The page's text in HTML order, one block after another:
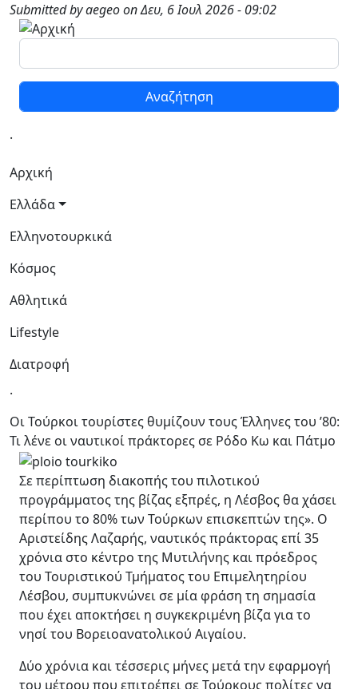
Παράκαμψη προς το κυρίως περιεχόμενο
Submitted byaegeoonΔευ, 6 Ιουλ 2026 - 09:02
Αναζήτηση
.
Κεντρική πλοήγηση
Αρχική
Ελλάδα
Ελληνοτουρκικά
Κόσμος
Αθλητικά
Lifestyle
Διατροφή
.
Οι Τούρκοι τουρίστες θυμίζουν τους Έλληνες του ’80:
Τι λένε οι ναυτικοί πράκτορες σε Ρόδο Κω και Πάτμο
Σε περίπτωση διακοπής του πιλοτικού
προγράμματος της βίζας εξπρές, η Λέσβος θα χάσει
περίπου το 80% των Τούρκων επισκεπτών της». Ο
Αριστείδης Λαζαρής, ναυτικός πράκτορας επί 35
χρόνια στο κέντρο της Μυτιλήνης και πρόεδρος
του Τουριστικού Τμήματος του Επιμελητηρίου
Λέσβου, συμπυκνώνει σε μία φράση τη σημασία
που έχει αποκτήσει η συγκεκριμένη βίζα για το
νησί του Βορειοανατολικού Αιγαίου.
Δύο χρόνια και τέσσερις μήνες μετά την εφαρμογή
του μέτρου που επιτρέπει σε Τούρκους πολίτες να